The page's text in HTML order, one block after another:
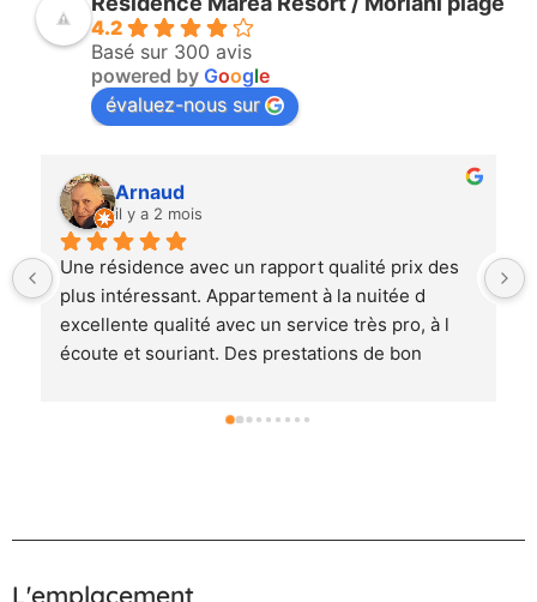
4.2
Basé sur 300 avis
powered by Google
évaluez-nous sur
antoine jamin
il y a 2 mois
Juste ce message pour remercier le barman qui
nous a loué les transats ce après midi juste avant
de prendre notre avionMerci infiniment
L'emplacement